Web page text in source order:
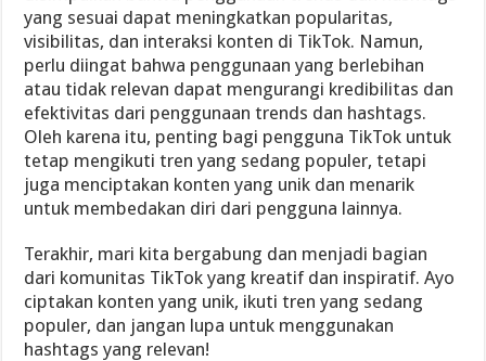
yang sesuai dapat meningkatkan popularitas,
visibilitas, dan interaksi konten di TikTok. Namun,
perlu diingat bahwa penggunaan yang berlebihan
atau tidak relevan dapat mengurangi kredibilitas dan
efektivitas dari penggunaan trends dan hashtags.
Oleh karena itu, penting bagi pengguna TikTok untuk
tetap mengikuti tren yang sedang populer, tetapi
juga menciptakan konten yang unik dan menarik
untuk membedakan diri dari pengguna lainnya.
Terakhir, mari kita bergabung dan menjadi bagian
dari komunitas TikTok yang kreatif dan inspiratif. Ayo
ciptakan konten yang unik, ikuti tren yang sedang
populer, dan jangan lupa untuk menggunakan
hashtags yang relevan!